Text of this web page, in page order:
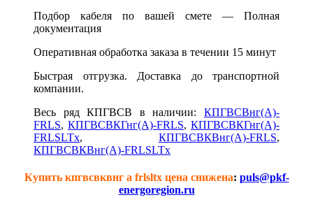
Подбор кабеля по вашей смете — Полная
документация
Оперативная обработка заказа в течении 15 минут
Быстрая отгрузка. Доставка до транспортной
компании.
Весь ряд КПГВСВ в наличии: КПГВСВнг(А)-
FRLS, КПГВСВКГнг(А)-FRLS, КПГВСВКГнг(А)-
FRLSLTx, КПГВСВКВнг(А)-FRLS,
КПГВСВКВнг(А)-FRLSLTx
Купить кпгвсвквнг а frlsltx цена снижена: puls@pkf-
energoregion.ru